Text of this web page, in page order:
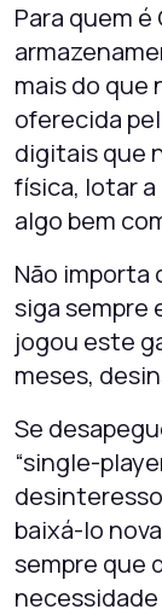
Para quem
mais do que
oferecida
digitais que
física, lotar
algo bem
Não importa
siga sempre
jogou este
meses,
Se
“single-
baixá-lo
sempre que
necessidade